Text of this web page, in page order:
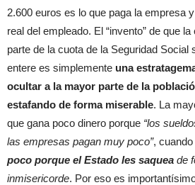
2.600 euros es lo que paga la empresa
real del empleado. El “invento” de que
parte de la cuota de la Seguridad Social
entere es simplemente una
ocultar a la mayor parte de la
estafando de forma miserable. La
que gana poco dinero porque “los
las empresas pagan muy poco”,
poco porque el Estado les saquea de
inmisericorde. Por eso es